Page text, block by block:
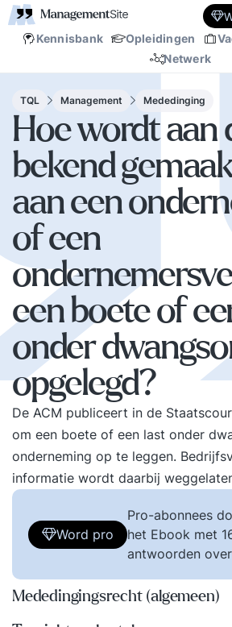
Kennisbank Opleidingen
Netwerk
TQL Management Mededinging
Hoe wordt aan
bekend
aan een
of een
een boete of
onder
opgelegd?
De ACM publiceert in de
om een boete of een last onder
onderneming op te leggen.
informatie wordt daarbij
Word pro
Pro-abonnees
het Ebook met
antwoorden
Mededingingsrecht (algemeen)